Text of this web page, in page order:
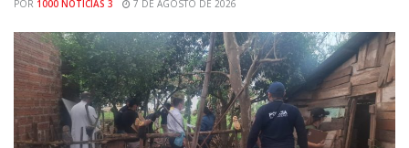
POR 1000 NOTICIAS 3 7 DE AGOSTO DE 2026